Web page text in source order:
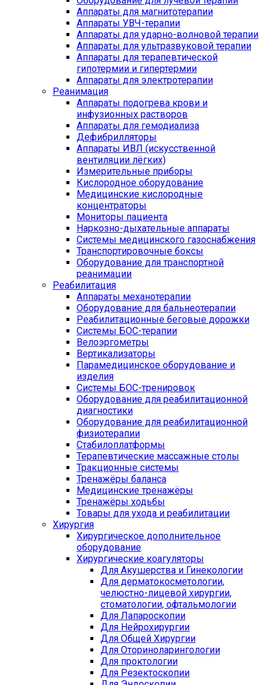
Аппараты для магнитотерапии
Аппараты УВЧ-терапии
Аппараты для ударно-волновой терапии
Аппараты для ультразвуковой терапии
Аппараты для терапевтической
гипотермии и гипертермии
Аппараты для электротерапии
Реанимация
Аппараты подогрева крови и
инфузионных растворов
Аппараты для гемодиализа
Дефибрилляторы
Аппараты ИВЛ (искусственной
вентиляции лёгких)
Измерительные приборы
Кислородное оборудование
Медицинские кислородные
концентраторы
Мониторы пациента
Наркозно-дыхательные аппараты
Системы медицинского газоснабжения
Транспортировочные боксы
Оборудование для транспортной
реанимации
Реабилитация
Аппараты механотерапии
Оборудование для бальнеотерапии
Реабилитационные беговые дорожки
Системы БОС-терапии
Велоэргометры
Вертикализаторы
Парамедицинское оборудование и
изделия
Системы БОС-тренировок
Оборудование для реабилитационной
диагностики
Оборудование для реабилитационной
физиотерапии
Стабилоплатформы
Терапевтические массажные столы
Тракционные системы
Тренажёры баланса
Медицинские тренажёры
Тренажёры ходьбы
Товары для ухода и реабилитации
Хирургия
Хирургическое дополнительное
оборудование
Хирургические коагуляторы
Для Акушерства и Гинекологии
Для дерматокосметологии,
челюстно-лицевой хирургии,
стоматологии, офтальмологии
Для Лапароскопии
Для Нейрохирургии
Для Общей Хирургии
Для Оториноларингологии
Для проктологии
Для Резектоскопии